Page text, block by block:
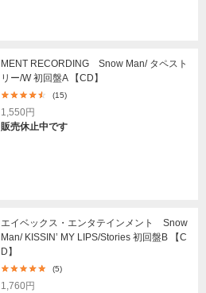
MENT RECORDING Snow Man/ タペスト
リー/W 初回盤A 【CD】
(15)
1,550円
販売休止中です
エイベックス・エンタテインメント Snow
Man/ KISSIN’ MY LIPS/Stories 初回盤B 【C
D】
(5)
1,760円